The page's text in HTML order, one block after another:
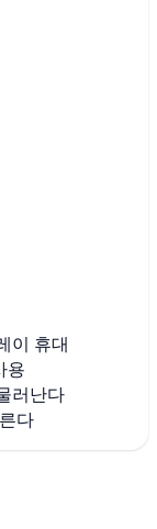
이 휴대
용
러난다
다